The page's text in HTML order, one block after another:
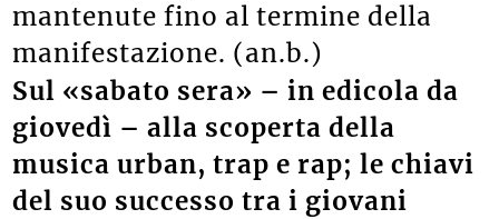
mantenute fino al termine della
manifestazione. (an.b.)
Sul «sabato sera» – in edicola da
giovedì – alla scoperta della
musica urban, trap e rap; le chiavi
del suo successo tra i giovani